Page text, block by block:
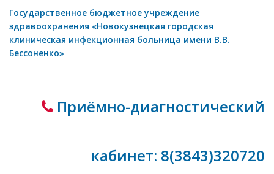
Государственное бюджетное учреждение
здравоохранения «Новокузнецкая городская
клиническая инфекционная больница имени В.В.
Бессоненко»
Приёмно-диагностический
кабинет: 8(3843)320720